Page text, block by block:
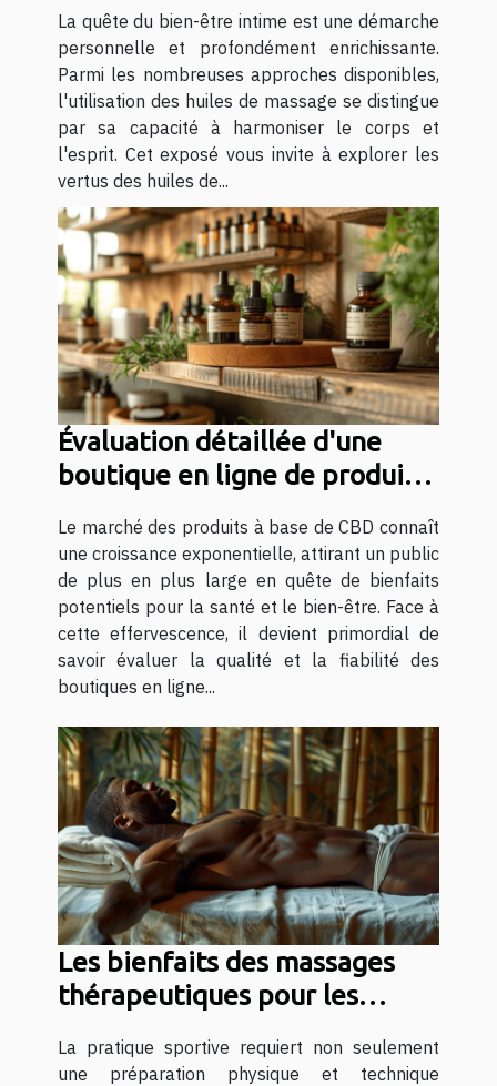
La quête du bien-être intime est une démarche
personnelle et profondément enrichissante.
Parmi les nombreuses approches disponibles,
l'utilisation des huiles de massage se distingue
par sa capacité à harmoniser le corps et
l'esprit. Cet exposé vous invite à explorer les
vertus des huiles de...
Évaluation détaillée d'une
boutique en ligne de produits
Le marché des produits à base de CBD connaît
une croissance exponentielle, attirant un public
de plus en plus large en quête de bienfaits
potentiels pour la santé et le bien-être. Face à
cette effervescence, il devient primordial de
savoir évaluer la qualité et la fiabilité des
boutiques en ligne...
Les bienfaits des massages
thérapeutiques pour les
La pratique sportive requiert non seulement
une préparation physique et technique